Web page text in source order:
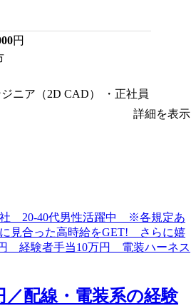
円
ニア（2D CAD） ・正社員
詳細を表示
／配線・電装系の経験